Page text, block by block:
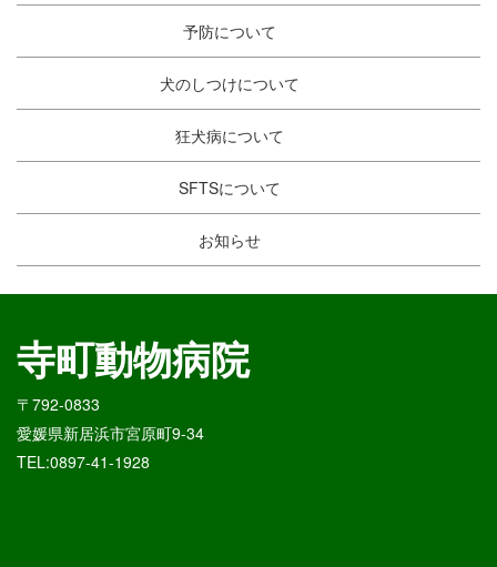
予防について
犬のしつけについて
狂犬病について
SFTSについて
お知らせ
寺町動物病院
〒792-0833
愛媛県新居浜市宮原町9-34
TEL:0897-41-1928